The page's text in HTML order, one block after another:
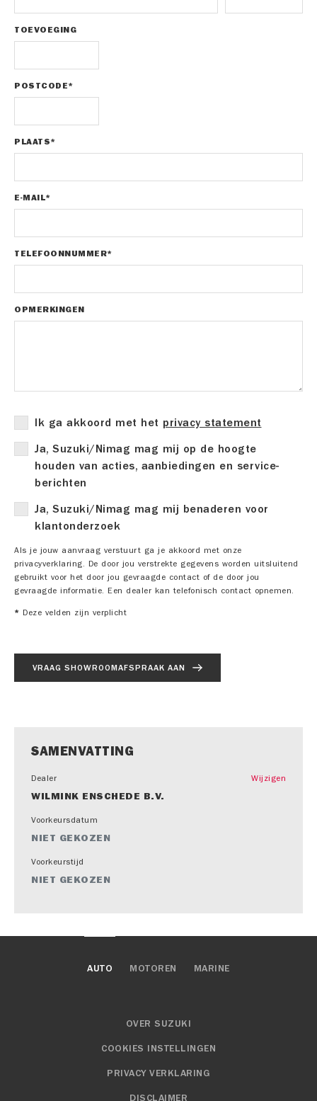
TOEVOEGING
POSTCODE*
PLAATS*
E-MAIL*
TELEFOONNUMMER*
OPMERKINGEN
Ik ga akkoord met het privacy statement
Ja, Suzuki/Nimag mag mij op de hoogte
houden van acties, aanbiedingen en service-
berichten
Ja, Suzuki/Nimag mag mij benaderen voor
klantonderzoek
Als je jouw aanvraag verstuurt ga je akkoord met onze
privacyverklaring. De door jou verstrekte gegevens worden uitsluitend
gebruikt voor het door jou gevraagde contact of de door jou
gevraagde informatie. Een dealer kan telefonisch contact opnemen.
* Deze velden zijn verplicht
VRAAG SHOWROOMAFSPRAAK AAN
SAMENVATTING
Dealer Wijzigen
WILMINK ENSCHEDE B.V.
Voorkeursdatum
NIET GEKOZEN
Voorkeurstijd
NIET GEKOZEN
AUTO MOTOREN MARINE
OVER SUZUKI
COOKIES INSTELLINGEN
PRIVACY VERKLARING
DISCLAIMER